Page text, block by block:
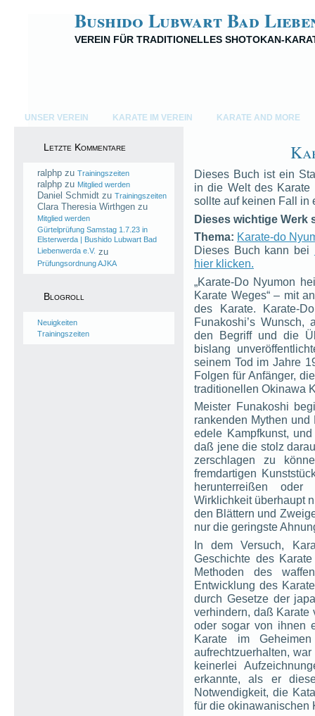
Bushido Lubwart Bad
VEREIN FÜR TRADITIONELLES SHOTOKAN-
UNSER VEREIN KARATE IM VEREIN KARATE AND MORE
Letzte Kommentare
ralphp zu Trainingszeiten
ralphp zu Mitglied werden
Daniel Schmidt zu Trainingszeiten
Clara Theresia Wirthgen zu
Mitglied werden
Gürtelprüfung Samstag 1.7.23 in
Elsterwerda | Bushido Lubwart Bad
Liebenwerda e.V. zu
Prüfungsordnung AJKA
Blogroll
Neuigkeiten
Trainingszeiten
Dieses Buch ist ein
in die Welt des Karate
sollte auf keinen Fall in
Dieses wichtige Werk
Thema: Karate-do
Dieses Buch kann bei
hier klicken.
„Karate-Do Nyumon
Karate Weges“ – mit
des Karate. Karate-
Funakoshi’s
den Begriff und die
bislang
seinem Tod im Jahre
Folgen für Anfänger,
traditionellen Okinawa
Meister Funakoshi
rankenden Mythen und
edele Kampfkunst,
daß jene die stolz
zerschlagen zu
fremdartigen
herunterreißen
Wirklichkeit überhaupt
den Blättern und
nur die geringste
In dem Versuch,
Geschichte des
Methoden des
Entwicklung des
durch Gesetze der
verhindern, daß Karate
oder sogar von ihnen
Karate im
aufrechtzuerhalten,
keinerlei
erkannte, als er
Notwendigkeit, die
für die okinawanischen